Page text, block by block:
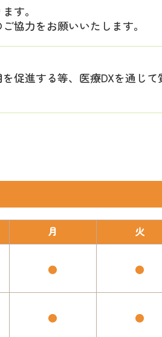
す。
協力をお願いいたします。
促進する等、医療DXを通じ
月 火
● ●
● ●